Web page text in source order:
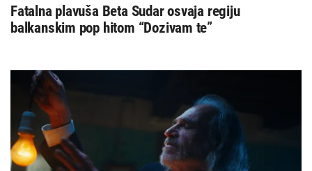
Fatalna plavuša Beta Sudar osvaja regiju
balkanskim pop hitom “Dozivam te”